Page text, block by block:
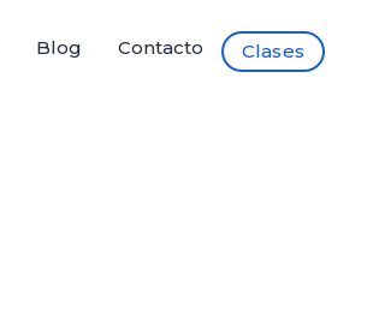
Blog Contacto Clases